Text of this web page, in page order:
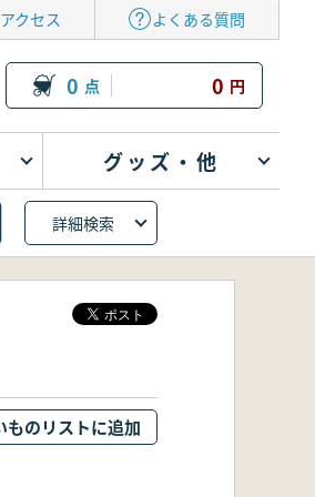
クセス よくある質問
0 点 0 円
グッズ・他
詳細検索
ものリストに追加